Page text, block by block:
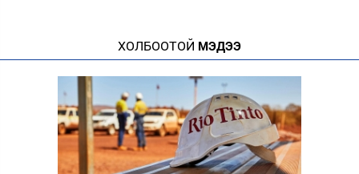
ХОЛБООТОЙ МЭДЭЭ